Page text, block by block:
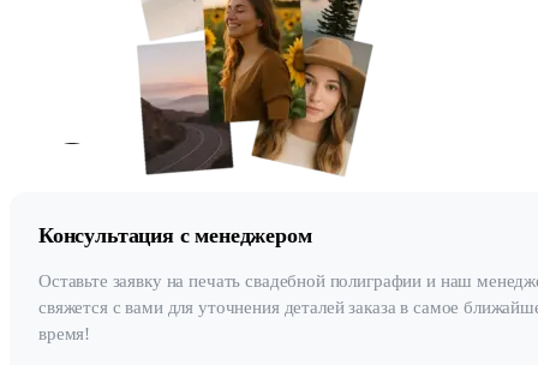
Консультация с менеджером
Оставьте заявку на печать свадебной полиграфии и наш
свяжется с вами для уточнения деталей заказа в самое
время!